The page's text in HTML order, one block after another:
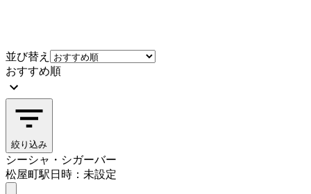
並び替え
おすすめ順
絞り込み
シーシャ・シガーバー
松屋町駅日時：未設定